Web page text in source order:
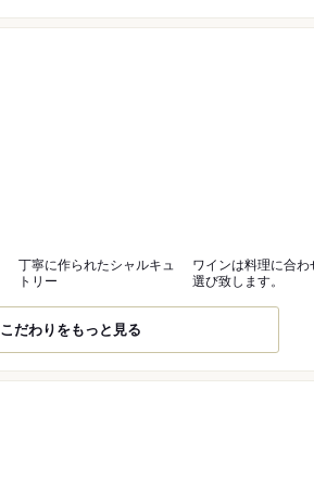
丁寧に作られたシャルキュ
トリー
ワインは料理に合わ
選び致します。
こだわりをもっと見る